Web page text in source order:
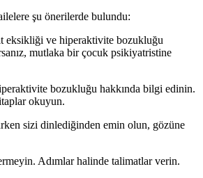
şu önerilerde bulundu:
eksikliği ve hiperaktivite bozukluğu
mutlaka bir çocuk psikiyatristine
bozukluğu hakkında bilgi edinin.
okuyun.
sizi dinlediğinden emin olun, gözüne
Adımlar halinde talimatlar verin.